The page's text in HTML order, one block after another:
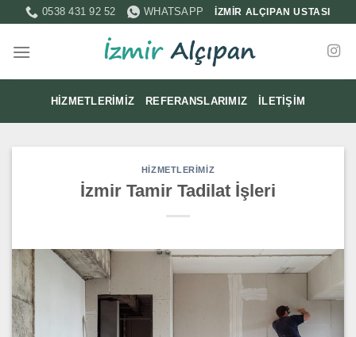
İçeriğe
0538 431 92 52 WHATSAPP İZMİR ALÇIPAN USTASI
HIZMETLERIMIZ REFERANSLARIMIZ İLETIŞIM
HIZMETLERIMIZ
İzmir Tamir Tadilat İşleri